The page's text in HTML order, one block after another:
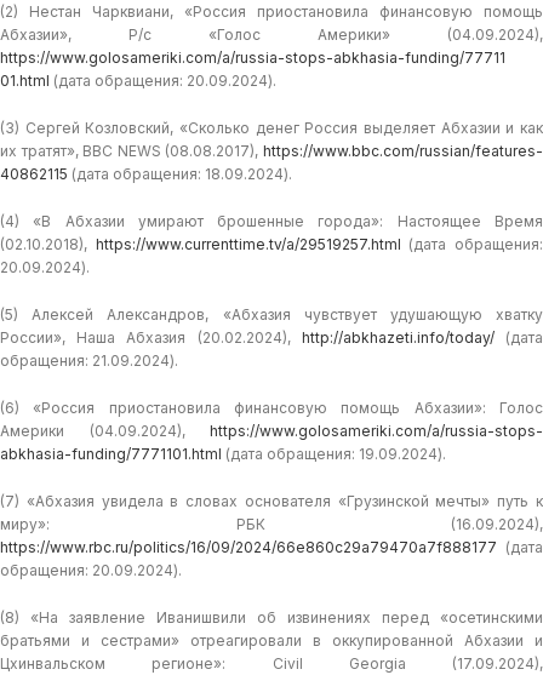
(2) Нестан Чарквиани, «Россия приостановила финансовую помощь
Абхазии», Р/с «Голос Америки» (04.09.2024),
https://www.golosameriki.com/a/russia-stops-abkhasia-funding/77711
01.html (дата обращения: 20.09.2024).
(3) Сергей Козловский, «Сколько денег Россия выделяет Абхазии и как
их тратят», BBC NEWS (08.08.2017), https://www.bbc.com/russian/features-
40862115 (дата обращения: 18.09.2024).
(4) «В Абхазии умирают брошенные города»: Настоящее Время
(02.10.2018), https://www.currenttime.tv/a/29519257.html (дата обращения:
20.09.2024).
(5) Алексей Александров, «Абхазия чувствует удушающую хватку
России», Наша Абхазия (20.02.2024), http://abkhazeti.info/today/(дата
обращения: 21.09.2024).
(6) «Россия приостановила финансовую помощь Абхазии»: Голос
Америки (04.09.2024), https://www.golosameriki.com/a/russia-stops-
abkhasia-funding/7771101.html (дата обращения: 19.09.2024).
(7) «Абхазия увидела в словах основателя «Грузинской мечты» путь к
миру»: РБК (16.09.2024),
https://www.rbc.ru/politics/16/09/2024/66e860c29a79470a7f888177 (дата
обращения: 20.09.2024).
(8) «На заявление Иванишвили об извинениях перед «осетинскими
братьями и сестрами» отреагировали в оккупированной Абхазии и
Цхинвальском регионе»: Civil Georgia (17.09.2024),